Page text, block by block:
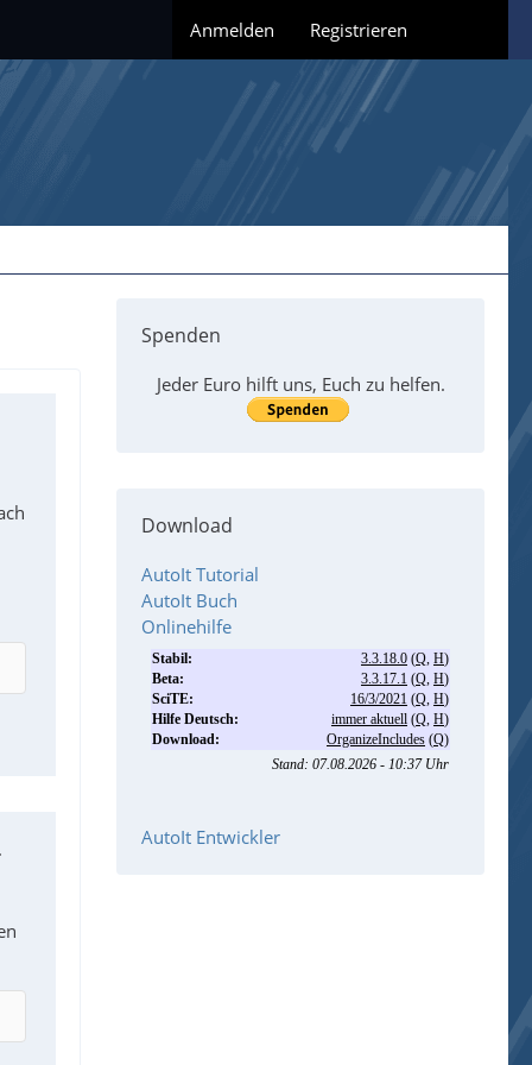
Anmelden Registrieren
Spenden
Jeder Euro hilft uns, Euch zu helfen.
Download
AutoIt Tutorial
AutoIt Buch
Onlinehilfe
AutoIt Entwickler